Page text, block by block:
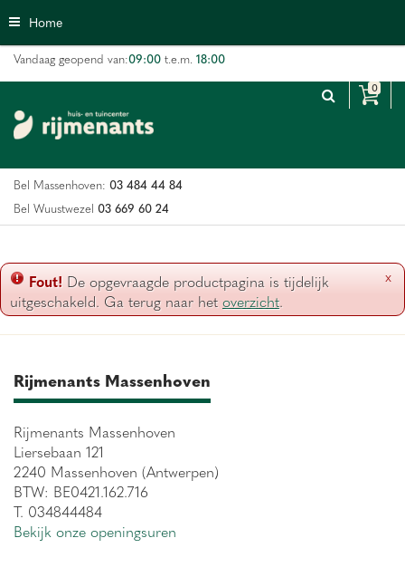
n
n
n
Home
Vandaag geopend van:09:00 t.e.m. 18:00
Bel Massenhoven: 03 484 44 84
Bel Wuustwezel 03 669 60 24
x
Fout! De opgevraagde productpagina is tijdelijk
uitgeschakeld. Ga terug naar het overzicht.
Rijmenants Massenhoven
Rijmenants Massenhoven
Liersebaan 121
2240 Massenhoven (Antwerpen)
BTW: BE0421.162.716
T. 034844484
Bekijk onze openingsuren